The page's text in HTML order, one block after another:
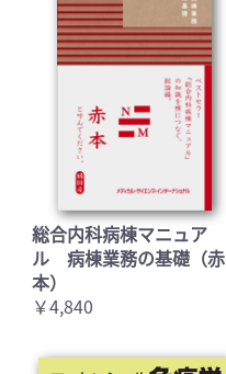
総合内科病棟マニュア
ル 病棟業務の基礎（赤
本）
￥4,840